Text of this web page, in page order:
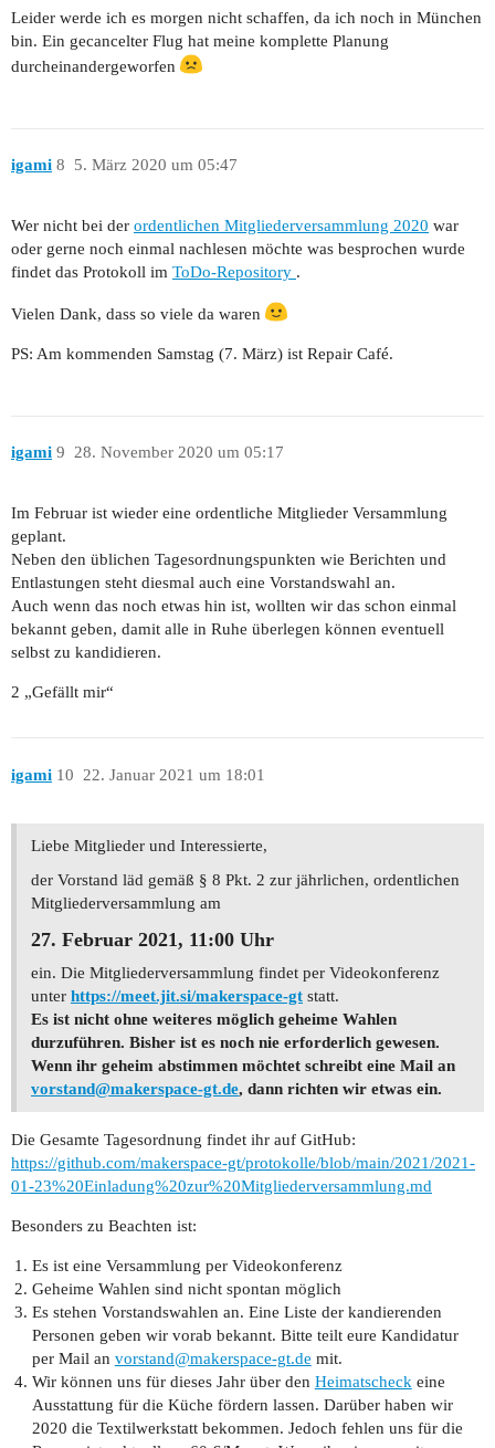
Leider werde ich es morgen nicht schaffen, da ich noch in München
bin. Ein gecancelter Flug hat meine komplette Planung
durcheinandergeworfen
igami 5. März 2020 um 05:47
8
Wer nicht bei der ordentlichen Mitgliederversammlung 2020 war
oder gerne noch einmal nachlesen möchte was besprochen wurde
findet das Protokoll im ToDo-Repository .
Vielen Dank, dass so viele da waren
PS: Am kommenden Samstag (7. März) ist Repair Café.
igami 28. November 2020 um 05:17
9
Im Februar ist wieder eine ordentliche Mitglieder Versammlung
geplant.
Neben den üblichen Tagesordnungspunkten wie Berichten und
Entlastungen steht diesmal auch eine Vorstandswahl an.
Auch wenn das noch etwas hin ist, wollten wir das schon einmal
bekannt geben, damit alle in Ruhe überlegen können eventuell
selbst zu kandidieren.
2 „Gefällt mir“
igami 22. Januar 2021 um 18:01
10
Liebe Mitglieder und Interessierte,
der Vorstand läd gemäß § 8 Pkt. 2 zur jährlichen, ordentlichen
Mitgliederversammlung am
27. Februar 2021, 11:00 Uhr
ein. Die Mitgliederversammlung findet per Videokonferenz
unter https://meet.jit.si/makerspace-gt statt.
Es ist nicht ohne weiteres möglich geheime Wahlen
durzuführen. Bisher ist es noch nie erforderlich gewesen.
Wenn ihr geheim abstimmen möchtet schreibt eine Mail an
vorstand@makerspace-gt.de, dann richten wir etwas ein.
Die Gesamte Tagesordnung findet ihr auf GitHub:
https://github.com/makerspace-gt/protokolle/blob/main/2021/2021-
01-23%20Einladung%20zur%20Mitgliederversammlung.md
Besonders zu Beachten ist:
Es ist eine Versammlung per Videokonferenz
Geheime Wahlen sind nicht spontan möglich
Es stehen Vorstandswahlen an. Eine Liste der kandierenden
Personen geben wir vorab bekannt. Bitte teilt eure Kandidatur
per Mail an vorstand@makerspace-gt.de mit.
Wir können uns für dieses Jahr über den Heimatscheck eine
Ausstattung für die Küche fördern lassen. Darüber haben wir
2020 die Textilwerkstatt bekommen. Jedoch fehlen uns für die